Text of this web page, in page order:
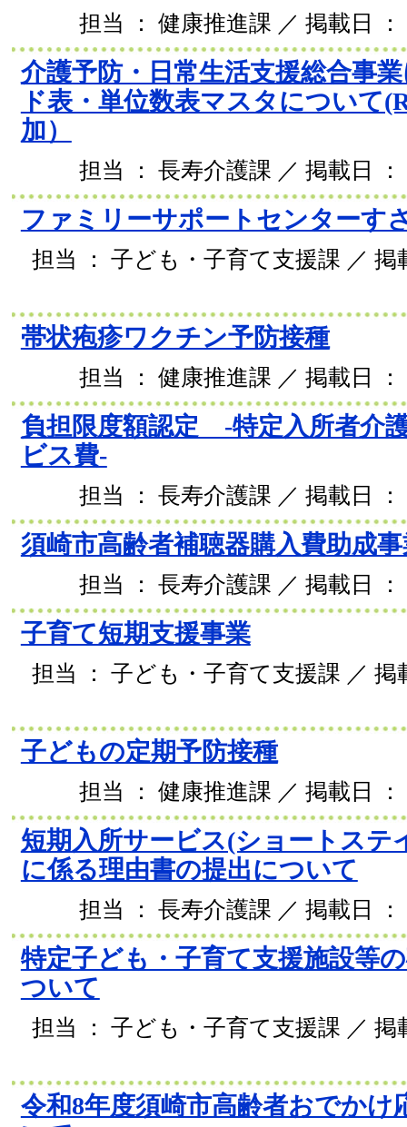
担当 ： 健康推進課 ／ 掲載日 ：
介護予防・日常生活支援総合事
ド表・単位数表マスタについて
加）
担当 ： 長寿介護課 ／ 掲載日 ：
ファミリーサポートセンターす
担当 ： 子ども・子育て支援課 ／ 掲
帯状疱疹ワクチン予防接種
担当 ： 健康推進課 ／ 掲載日 ：
負担限度額認定 -特定入所者介
ビス費-
担当 ： 長寿介護課 ／ 掲載日 ：
須崎市高齢者補聴器購入費助成
担当 ： 長寿介護課 ／ 掲載日 ：
子育て短期支援事業
担当 ： 子ども・子育て支援課 ／ 掲
子どもの定期予防接種
担当 ： 健康推進課 ／ 掲載日 ：
短期入所サービス(ショートステ
に係る理由書の提出について
担当 ： 長寿介護課 ／ 掲載日 ：
特定子ども・子育て支援施設等
ついて
担当 ： 子ども・子育て支援課 ／ 掲
令和8年度須崎市高齢者おでかけ